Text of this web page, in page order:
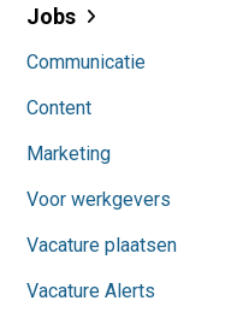
Jobs
Communicatie
Content
Marketing
Voor werkgevers
Vacature plaatsen
Vacature Alerts